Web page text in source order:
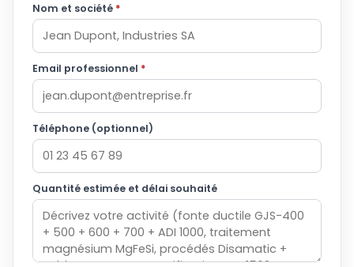
Nom et société *
Email professionnel *
Téléphone (optionnel)
Quantité estimée et délai souhaité